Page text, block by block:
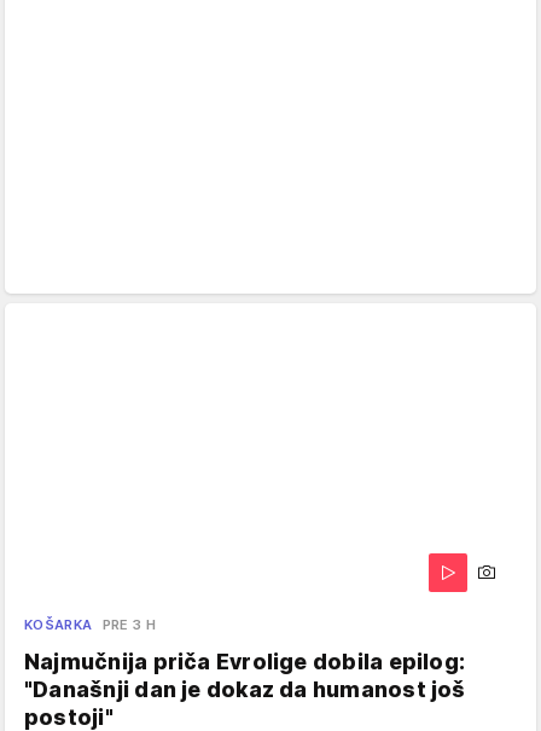
KOŠARKA PRE 3 H
Najmučnija priča Evrolige dobila epilog:
"Današnji dan je dokaz da humanost još
postoji"